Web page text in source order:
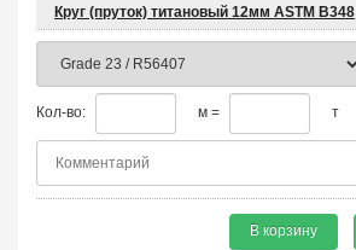
Круг (пруток) титановый 12мм ASTM B348
Кол-во: м = т
В корзину